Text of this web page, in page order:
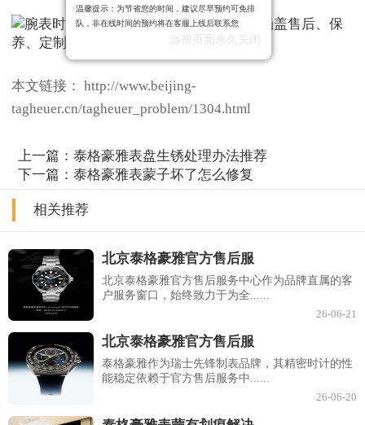
本文链接： http://www.beijing-
tagheuer.cn/tagheuer_problem/1304.html
上一篇：泰格豪雅表盘生锈处理办法推荐
下一篇：泰格豪雅表蒙子坏了怎么修复
相关推荐
北京泰格豪雅官方售后服
北京泰格豪雅官方售后服务中心作为品牌直属的客
户服务窗口，始终致力于为全......
26-06-21
北京泰格豪雅官方售后服
泰格豪雅作为瑞士先锋制表品牌，其精密时计的性
能稳定依赖于官方售后服务中......
26-06-20
温馨提示：为节省您的时间，建议尽早预约可免排
队，非在线时间的预约将在客服上线后联系您
当前页面永久关闭